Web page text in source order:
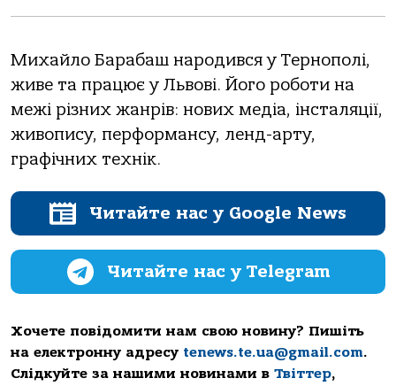
Михайло Барабаш народився у Тернополі,
живе та працює у Львові. Його роботи на
межі різних жанрів: нових медіа, інсталяції,
живопису, перформансу, ленд-арту,
графічних технік.
Читайте нас у Google News
Читайте нас у Telegram
Хочете повідомити нам свою новину? Пишіть
на електронну адресу tenews.te.ua@gmail.com.
Слідкуйте за нашими новинами в Твіттер,